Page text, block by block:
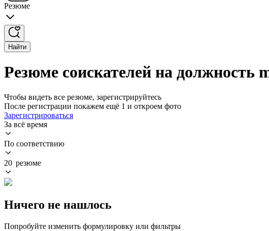
Резюме
Найти
Резюме соискателей на должность
Чтобы видеть все резюме, зарегистрируйтесь
После регистрации покажем ещё 1 и откроем фото
Зарегистрироваться
За всё время
По соответствию
20 резюме
Ничего не нашлось
Попробуйте изменить формулировку или фильтры